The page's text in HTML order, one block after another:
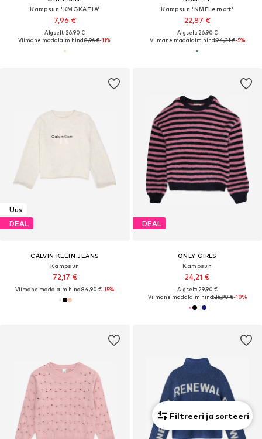
Kampsun 'KMGKATIA'
7,96 €
Algselt: 26,90 €
Viimane madalaim hind:8,96 €-11%
Kampsun 'NMFLernort'
22,87 €
Algselt: 26,90 €
Viimane madalaim hind:24,21 €-5%
Uus
DEAL
CALVIN KLEIN JEANS
Kampsun
72,17 €
Viimane madalaim hind:84,90 €-15%
DEAL
ONLY GIRLS
Kampsun
24,21 €
Algselt: 29,90 €
Viimane madalaim hind:26,90 €-10%
Filtreeri ja sorteeri